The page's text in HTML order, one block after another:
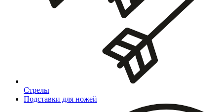
Стрелы
Подставки для ножей